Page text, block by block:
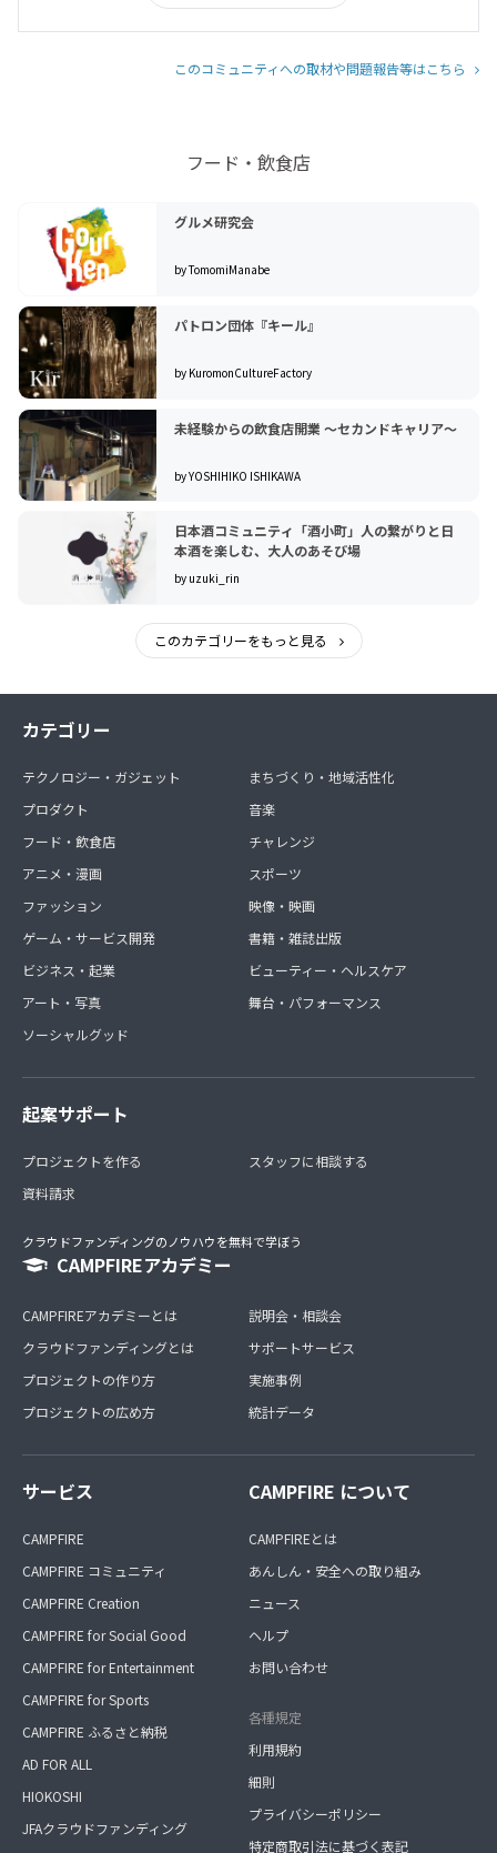
このコミュニティへの取材や問題報告等はこちら
フード・飲食店
グルメ研究会
by TomomiManabe
パトロン団体『キール』
by KuromonCultureFactory
未経験からの飲食店開業 〜セカンドキャリア〜
by YOSHIHIKO ISHIKAWA
日本酒コミュニティ「酒小町」人の繋がりと日
本酒を楽しむ、大人のあそび場
by uzuki_rin
このカテゴリーをもっと見る
カテゴリー
テクノロジー・ガジェット
プロダクト
フード・飲食店
アニメ・漫画
ファッション
ゲーム・サービス開発
ビジネス・起業
アート・写真
ソーシャルグッド
まちづくり・地域活性化
音楽
チャレンジ
スポーツ
映像・映画
書籍・雑誌出版
ビューティー・ヘルスケア
舞台・パフォーマンス
起案サポート
プロジェクトを作る
資料請求
スタッフに相談する
クラウドファンディングのノウハウを無料で学ぼう
CAMPFIREアカデミー
CAMPFIREアカデミーとは
クラウドファンディングとは
プロジェクトの作り方
プロジェクトの広め方
説明会・相談会
サポートサービス
実施事例
統計データ
サービス
CAMPFIRE
CAMPFIRE コミュニティ
CAMPFIRE Creation
CAMPFIRE for Social Good
CAMPFIRE for Entertainment
CAMPFIRE for Sports
CAMPFIRE ふるさと納税
AD FOR ALL
HIOKOSHI
JFAクラウドファンディング
CAMPFIRE について
CAMPFIREとは
あんしん・安全への取り組み
ニュース
ヘルプ
お問い合わせ
各種規定
利用規約
細則
プライバシーポリシー
特定商取引法に基づく表記